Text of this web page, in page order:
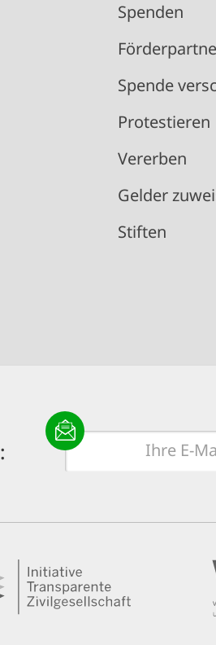
Spenden
Spende
Protestieren
Vererben
Gelder
Stiften
E-
Mail